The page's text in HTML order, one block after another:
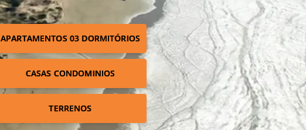
APARTAMENTOS 03 DORMITÓRIOS
CASAS CONDOMINIOS
TERRENOS